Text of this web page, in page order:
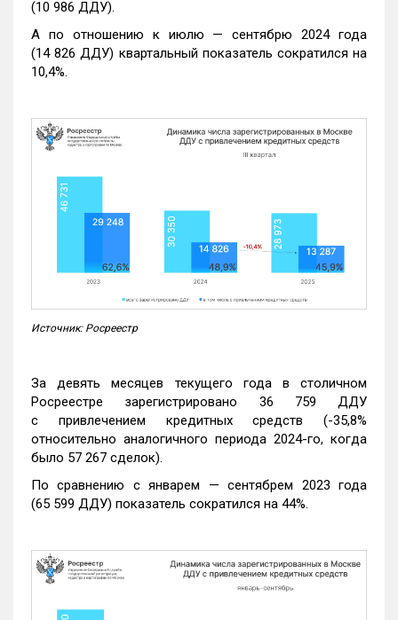
(10 986 ДДУ).
А по отношению к июлю — сентябрю 2024 года
(14 826 ДДУ) квартальный показатель сократился на
10,4%.
Источник: Росреестр
За девять месяцев текущего года в столичном
Росреестре зарегистрировано 36 759 ДДУ
с привлечением кредитных средств (-35,8%
относительно аналогичного периода 2024-го, когда
было 57 267 сделок).
По сравнению с январем — сентябрем 2023 года
(65 599 ДДУ) показатель сократился на 44%.